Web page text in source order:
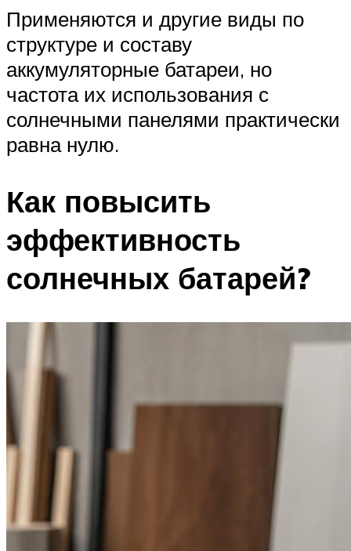
Применяются и другие виды по
структуре и составу
аккумуляторные батареи, но
частота их использования с
солнечными панелями практически
равна нулю.
Как повысить
эффективность
солнечных батарей?